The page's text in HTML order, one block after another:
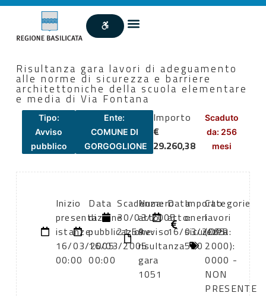
Risultanza gara lavori di adeguamento
alle norme di sicurezza e barriere
architettoniche della scuola elementare
e media di Via Fontana
Tipo:
Avviso
pubblico
Ente:
COMUNE DI
GORGOGLIONE
Importo
€
29.260,38
Scaduto
da: 256
mesi
Inizio
presentazione
istanze:
16/03/2005
00:00
Data
di
pubblicazione:
16/03/2005
00:00
Scadenza:
30/03/2005
21:59
Numero
atto:
Avviso
risultanza
gara
1051
Data
atto:
16/03/2005
Importo
oneri
sicurezza:
520
Categorie
lavori
(DPR
2000):
0000 -
NON
PRESENTE